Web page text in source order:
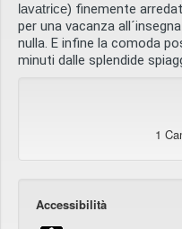
lavatrice) finemente
per una vacanza
nulla. E infine la comoda
minuti dalle splendide
1
Accessibilità